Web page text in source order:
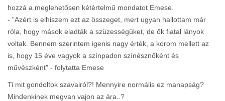
hozzá a meglehetősen kétértelmű mondatot Emese.
- "Azért is elhiszem ezt az összeget, mert ugyan hallottam már
róla, hogy mások eladták a szüzességüket, de ők fiatal lányok
voltak. Bennem szerintem igenis nagy érték, a korom mellett az
is, hogy 15 éve vagyok a színpadon színésznőként és
művészként" - folytatta Emese
Ti mit gondoltok szavairól?! Mennyire normális ez manapság?
Mindenkinek megvan vajon az ára..?